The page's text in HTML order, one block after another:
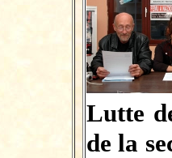
Lutte
de la